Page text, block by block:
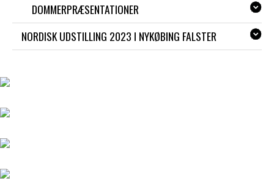
DOMMERPRÆSENTATIONER
NORDISK UDSTILLING 2023 I NYKØBING FALSTER